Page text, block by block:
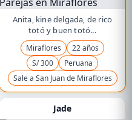
Anita, kine delgada, de rico
totó y buen totó...
Miraflores
22 años
S/ 300
Peruana
Sale a San Juan de Miraflores
Jade